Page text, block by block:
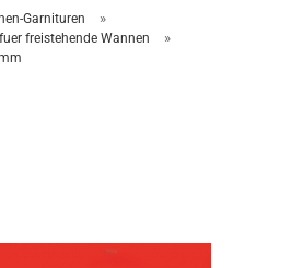
Garnituren »
freistehende Wannen »